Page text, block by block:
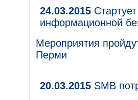
24.03.2015
информационной
Мероприятия
Перми
20.03.2015 SMB